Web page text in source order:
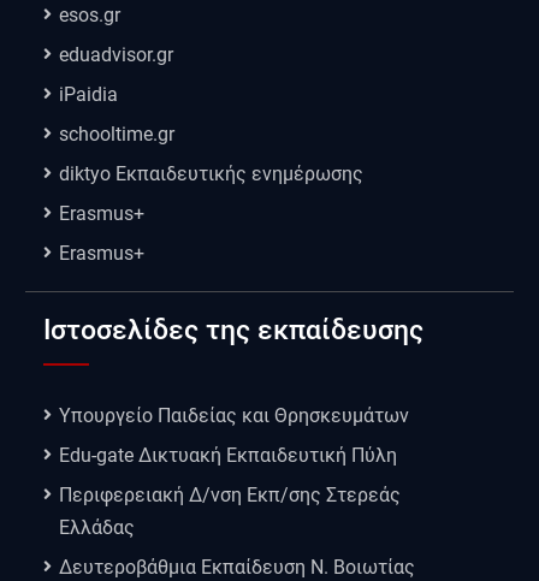
esos.gr
eduadvisor.gr
iPaidia
schooltime.gr
diktyo Εκπαιδευτικής ενημέρωσης
Erasmus+
Erasmus+
Ιστοσελίδες της εκπαίδευσης
Υπουργείο Παιδείας και Θρησκευμάτων
Edu-gate Δικτυακή Εκπαιδευτική Πύλη
Περιφερειακή Δ/νση Εκπ/σης Στερεάς
Ελλάδας
Δευτεροβάθμια Εκπαίδευση Ν. Βοιωτίας